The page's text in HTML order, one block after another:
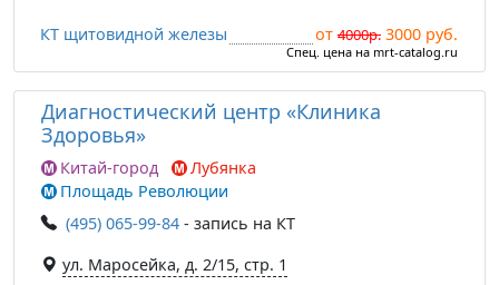
КТ щитовидной железы от 4000р. 3000 руб.
Спец. цена на mrt-catalog.ru
Диагностический центр «Клиника
Здоровья»
Китай-город
Лубянка
Площадь Революции
(495) 065-99-84 - запись на КТ
ул. Маросейка, д. 2/15, стр. 1